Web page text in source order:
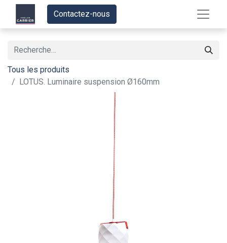
Contactez-nous
Tous les produits
LOTUS. Luminaire suspension Ø160mm